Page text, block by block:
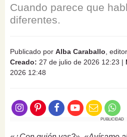
Cuando parece que
diferentes.
Publicado por Alba Caraballo ,
Creado: 27 de julio de 2026 12:23 |
2026 12:48
PUBLICIDAD